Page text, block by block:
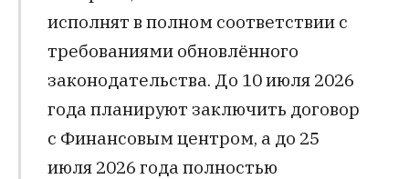
исполнят в полном соответствии с
требованиями обновлённого
законодательства. До 10 июля 2026
года планируют заключить договор
с Финансовым центром, а до 25
июля 2026 года полностью